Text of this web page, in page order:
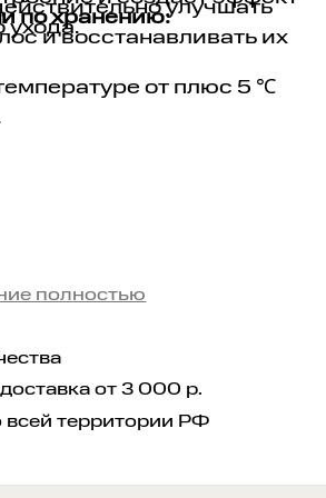
улучшать
и восстанавливать их
по хранению:
от плюс 5 ℃
полностью
от 3 000 р.
всей территории РФ